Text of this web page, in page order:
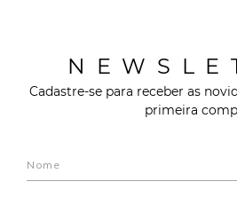
Cadastre-se para receber as
primeira